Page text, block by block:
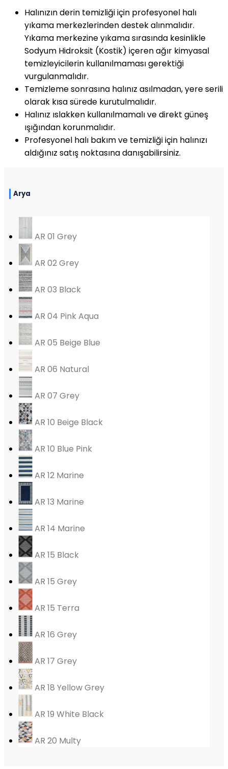
Halınızın derin temizliği için profesyonel halı
yıkama merkezlerinden destek alınmalıdır.
Yıkama merkezine yıkama sırasında kesinlikle
Sodyum Hidroksit (Kostik) içeren ağır kimyasal
temizleyicilerin kullanılmaması gerektiği
vurgulanmalıdır.
Temizleme sonrasına halınız asılmadan, yere serili
olarak kısa sürede kurutulmalıdır.
Halınız ıslakken kullanılmamalı ve direkt güneş
ışığından korunmalıdır.
Profesyonel halı bakım ve temizliği için halınızı
aldığınız satış noktasına danışabilirsiniz.
Arya
AR 01 Grey
AR 02 Grey
AR 03 Black
AR 04 Pink Aqua
AR 05 Beige Blue
AR 06 Natural
AR 07 Grey
AR 10 Beige Black
AR 10 Blue Pink
AR 12 Marine
AR 13 Marine
AR 14 Marine
AR 15 Black
AR 15 Grey
AR 15 Terra
AR 16 Grey
AR 17 Grey
AR 18 Yellow Grey
AR 19 White Black
AR 20 Multy